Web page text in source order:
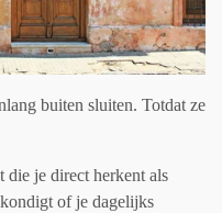
buiten sluiten. Totdat ze
die je direct herkent als
of je dagelijks